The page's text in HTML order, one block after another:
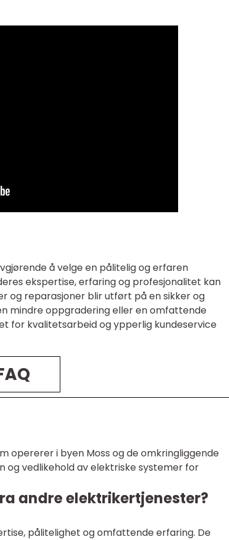
å velge en pålitelig og erfaren
ekspertise, erfaring og profesjonalitet kan
og reparasjoner blir utført på en sikker og
mindre oppgradering eller en omfattende
for kvalitetsarbeid og ypperlig kundeservice
opererer i byen Moss og de omkringliggende
og vedlikehold av elektriske systemer for
andre elektrikertjenester?
pålitelighet og omfattende erfaring. De